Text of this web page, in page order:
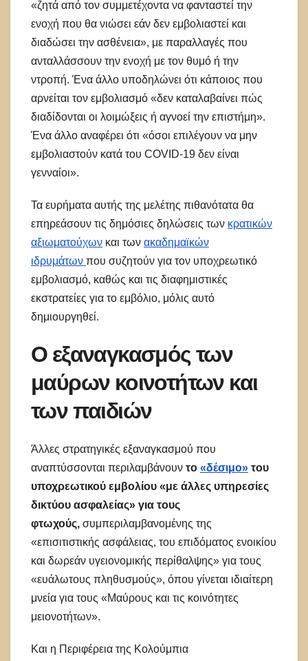
«ζητά από τον συμμετέχοντα να φανταστεί την
ενοχή που θα νιώσει εάν δεν εμβολιαστεί και
διαδώσει την ασθένεια», με παραλλαγές που
ανταλλάσσουν την ενοχή με τον θυμό ή την
ντροπή. Ένα άλλο υποδηλώνει ότι κάποιος που
αρνείται τον εμβολιασμό «δεν καταλαβαίνει πώς
διαδίδονται οι λοιμώξεις ή αγνοεί την επιστήμη».
Ένα άλλο αναφέρει ότι «όσοι επιλέγουν να μην
εμβολιαστούν κατά του COVID-19 δεν είναι
γενναίοι».
Τα ευρήματα αυτής της μελέτης πιθανότατα θα
επηρεάσουν τις δημόσιες δηλώσεις των κρατικών
αξιωματούχων και των ακαδημαϊκών
ιδρυμάτων που συζητούν για τον υποχρεωτικό
εμβολιασμό, καθώς και τις διαφημιστικές
εκστρατείες για το εμβόλιο, μόλις αυτό
δημιουργηθεί.
Ο εξαναγκασμός των
μαύρων κοινοτήτων και
των παιδιών
Άλλες στρατηγικές εξαναγκασμού που
αναπτύσσονται περιλαμβάνουν το «δέσιμο» του
υποχρεωτικού εμβολίου «με άλλες υπηρεσίες
δικτύου ασφαλείας» για τους
φτωχούς, συμπεριλαμβανομένης της
«επισιτιστικής ασφάλειας, του επιδόματος ενοικίου
και δωρεάν υγειονομικής περίθαλψης» για τους
«ευάλωτους πληθυσμούς», όπου γίνεται ιδιαίτερη
μνεία για τους «Μαύρους και τις κοινότητες
μειονοτήτων».
Και η Περιφέρεια της Κολούμπια